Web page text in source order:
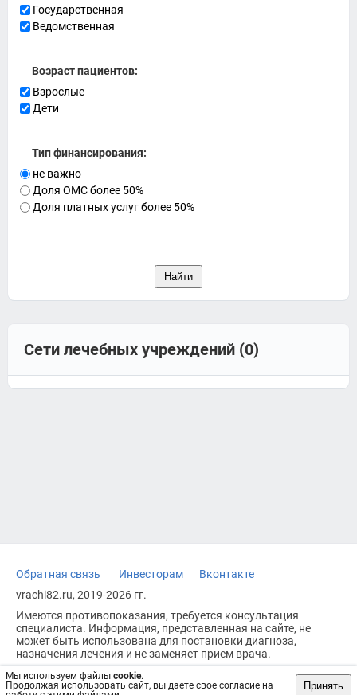
Мы используем файлы cookie.
Продолжая использовать сайт, вы даете свое согласие на
Принять
Государственная
Ведомственная
Возраст пациентов:
Взрослые
Дети
Тип финансирования:
не важно
Доля ОМС более 50%
Доля платных услуг более 50%
Сети лечебных учреждений (0)
Обратная связь Инвесторам
Вконтакте
vrachi82.ru, 2019-2026 гг.
Имеются противопоказания, требуется консультация
специалиста. Информация, представленная на сайте, не
может быть использована для постановки диагноза,
назначения лечения и не заменяет прием врача.
Возрастное ограничение: 18+